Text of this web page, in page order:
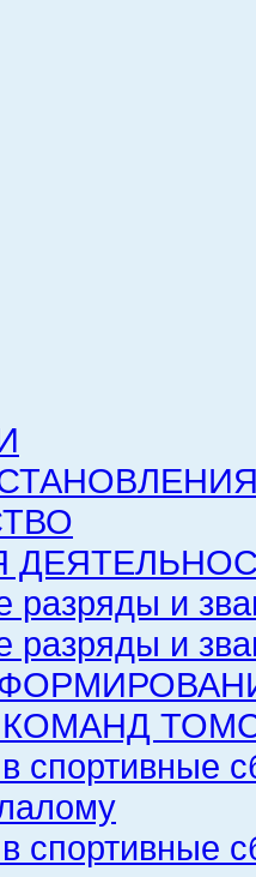
разряды и
разряды и
спортивные
спортивные